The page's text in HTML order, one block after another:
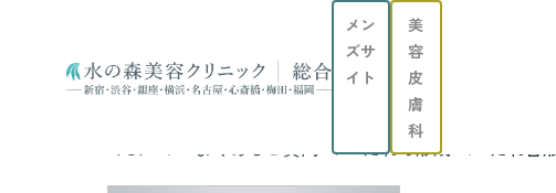
メン
ズサ
イト
美
容
皮
膚
科
TOP よくあるご質問 たれめ形成 たれ目